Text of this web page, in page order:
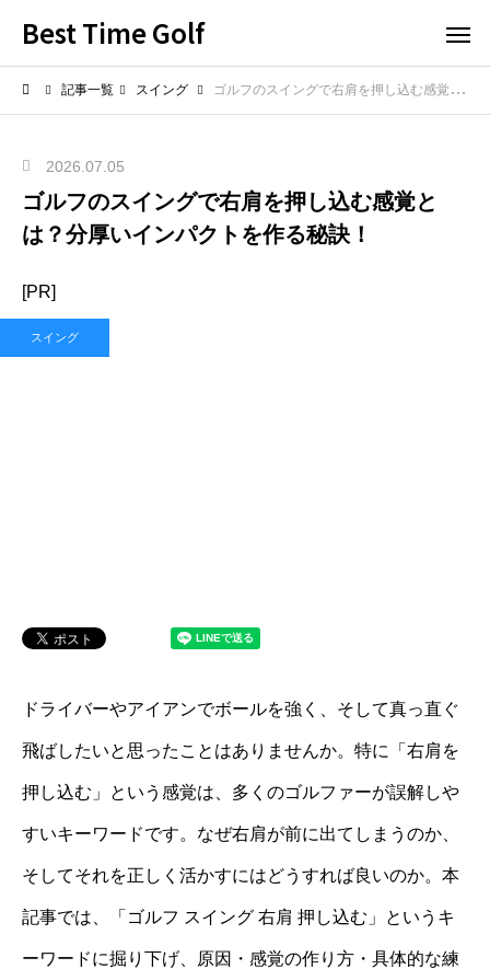
Best Time Golf
記事一覧 スイング ゴルフのスイングで右肩を押し込む感覚とは？分厚いインパクトを作る秘訣！
2026.07.05
ゴルフのスイングで右肩を押し込む感覚と
は？分厚いインパクトを作る秘訣！
[PR]
スイング
ドライバーやアイアンでボールを強く、そして真っ直ぐ
飛ばしたいと思ったことはありませんか。特に「右肩を
押し込む」という感覚は、多くのゴルファーが誤解しや
すいキーワードです。なぜ右肩が前に出てしまうのか、
そしてそれを正しく活かすにはどうすれば良いのか。本
記事では、「ゴルフ スイング 右肩 押し込む」というキ
ーワードに掘り下げ、原因・感覚の作り方・具体的な練